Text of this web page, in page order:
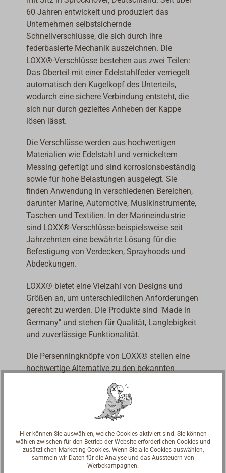
60 Jahren entwickelt und produziert das
Unternehmen selbstsichernde
Schnellverschlüsse, die sich durch ihre
federbasierte Mechanik auszeichnen. Die
LOXX®-Verschlüsse bestehen aus zwei Teilen:
Das Oberteil mit einer Edelstahlfeder verriegelt
automatisch den Kugelkopf des Unterteils,
wodurch eine sichere Verbindung entsteht, die
sich nur durch gezieltes Anheben der Kappe
lösen lässt.
Die Verschlüsse werden aus hochwertigen
Materialien wie Edelstahl und vernickeltem
Messing gefertigt und sind korrosionsbeständig
sowie für hohe Belastungen ausgelegt. Sie
finden Anwendung in verschiedenen Bereichen,
darunter Marine, Automotive, Musikinstrumente,
Taschen und Textilien. In der Marineindustrie
sind LOXX®-Verschlüsse beispielsweise seit
Jahrzehnten eine bewährte Lösung für die
Befestigung von Verdecken, Sprayhoods und
Abdeckungen.
LOXX® bietet eine Vielzahl von Designs und
Größen an, um unterschiedlichen Anforderungen
gerecht zu werden. Die Produkte sind "Made in
Germany" und stehen für Qualität, Langlebigkeit
und zuverlässige Funktionalität.
Die Persenningknöpfe von LOXX® stellen eine
hochwertige Alternative zu den bekannten
Hier können Sie auswählen, welche Cookies aktiviert sind. Sie können
wählen zwischen für den Betrieb der Website erforderlichen Cookies und
zusätzlichen Marketing-Cookies. Wenn Sie alle Cookies auswählen,
sammeln wir Daten für die Analyse und das Aussteuern von
Werbekampagnen.